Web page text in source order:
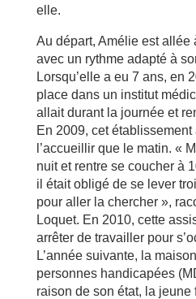
elle.
Au départ, Amélie est allée
avec un rythme adapté à
Lorsqu’elle a eu 7 ans, en
place dans un institut
allait durant la journée et
En 2009, cet
l’accueillir que le matin. «
nuit et rentre se coucher à
il était obligé de se lever
pour aller la chercher »,
Loquet. En 2010, cette
arrêter de travailler pour
L’année suivante, la
personnes handicapées
raison de son état, la jeune